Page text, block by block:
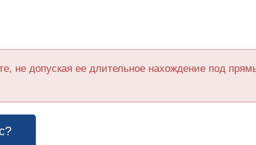
не допуская ее длительное нахождение под